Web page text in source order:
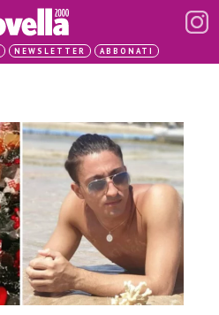
NEWSLETTER ABBONATI